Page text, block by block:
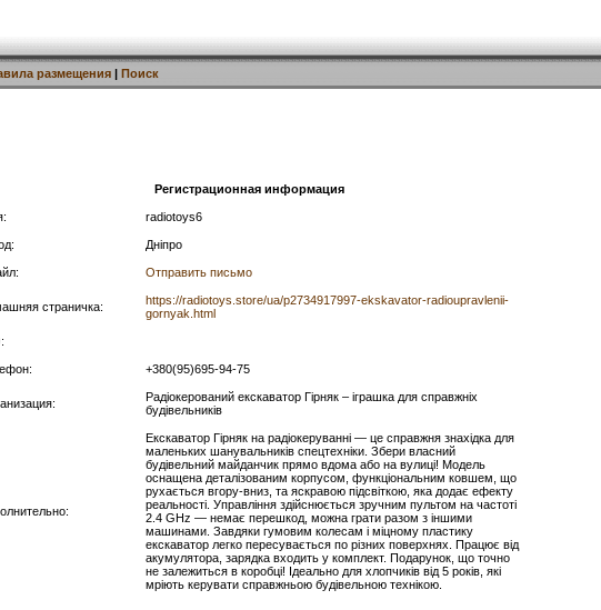
размещения | Поиск
Регистрационная информация
radiotoys6
Дніпро
Отправить письмо
страничка:
https://radiotoys.store/ua/p2734917997-ekskavator-radioupravlenii-
gornyak.html
+380(95)695-94-75
Радіокерований екскаватор Гірняк – іграшка для справжніх
будівельників
Екскаватор Гірняк на радіокеруванні — це справжня знахідка для
маленьких шанувальників спецтехніки. Збери власний
будівельний майданчик прямо вдома або на вулиці! Модель
оснащена деталізованим корпусом, функціональним ковшем, що
рухається вгору-вниз, та яскравою підсвіткою, яка додає ефекту
реальності. Управління здійснюється зручним пультом на частоті
2.4 GHz — немає перешкод, можна грати разом з іншими
машинами. Завдяки гумовим колесам і міцному пластику
екскаватор легко пересувається по різних поверхнях. Працює від
акумулятора, зарядка входить у комплект. Подарунок, що точно
не залежиться в коробці! Ідеально для хлопчиків від 5 років, які
мріють керувати справжньою будівельною технікою.